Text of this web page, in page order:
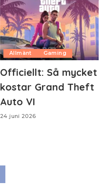
Allmänt Gaming
Officiellt: Så mycket
kostar Grand Theft
Auto VI
24 juni 2026